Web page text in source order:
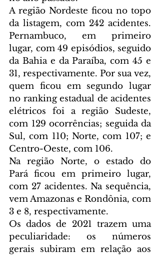
A região Nordeste ficou no topo
da listagem, com 242 acidentes.
Pernambuco, em primeiro
lugar, com 49 episódios, seguido
da Bahia e da Paraíba, com 45 e
31, respectivamente. Por sua vez,
quem ficou em segundo lugar
no ranking estadual de acidentes
elétricos foi a região Sudeste,
com 129 ocorrências; seguida da
Sul, com 110; Norte, com 107; e
Centro-Oeste, com 106.
Na região Norte, o estado do
Pará ficou em primeiro lugar,
com 27 acidentes. Na sequência,
vem Amazonas e Rondônia, com
3 e 8, respectivamente.
Os dados de 2021 trazem uma
peculiaridade: os números
gerais subiram em relação aos